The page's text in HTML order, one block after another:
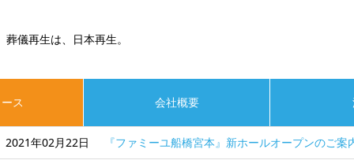
儀再生は、日本再生。
ス 会社概要
2021年02月22日 『ファミーユ船橋宮本』新ホールオープンのご案